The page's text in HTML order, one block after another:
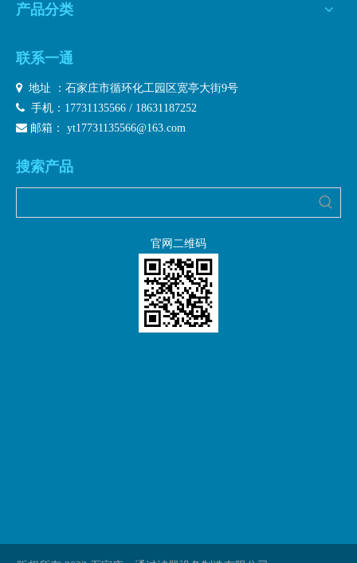
产品分类
联系一通
 地址 ：石家庄市循环化工园区宽亭大街9号
 手机：17731135566 / 18631187252
 邮箱： yt17731135566@163.com
搜索产品
官网二维码